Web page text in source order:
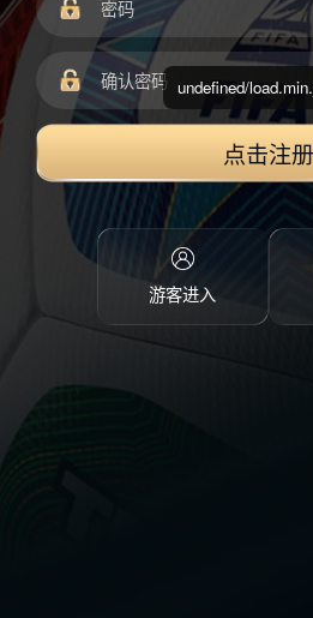
点击注册
游客进入
undefined/